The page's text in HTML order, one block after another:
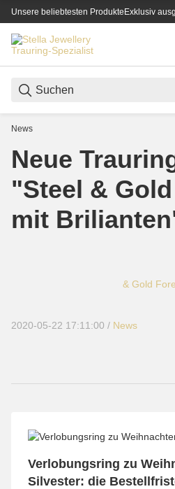
Unsere beliebtesten ProdukteExklusiv
News
Neue
"Steel &
mit
& Gold
2020-05-22 17:11:00 / News
Verlobungsring zu
Silvester: die